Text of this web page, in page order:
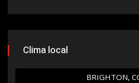
Clima local
BRIGHTON,